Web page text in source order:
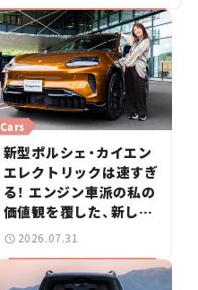
新型ポルシェ・カイエン
エレクトリックは速すぎ
る！ エンジン車派の私の
価値観を覆した、新しい
ポルシェの走り。
Cars
2026.07.31